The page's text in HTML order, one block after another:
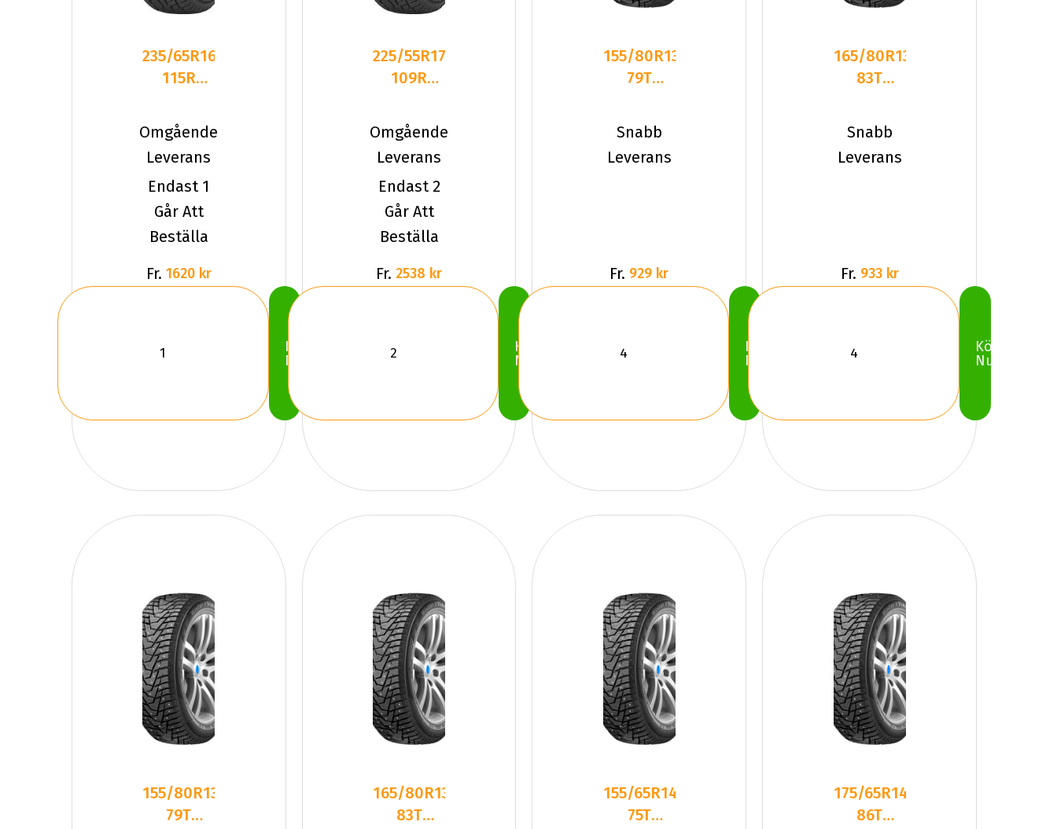
235/65R16C
115R
I*Pike LT
RW09
Dubbat
Omgående
Leverans
Endast 1
Går Att
Beställa
Fr. 1620 kr
Köp
Nu
225/55R17C
109R
Winter
I*pike L
Omgående
Leverans
Endast 2
Går Att
Beställa
Fr. 2538 kr
Köp
Nu
155/80R13
79T
W429
I*Pik
Snabb
Leverans
Fr. 929 kr
Köp
Nu
165/80R13
83T
W429
I*Pik
Snabb
Leverans
Fr. 933 kr
Köp
Nu
155/80R13
79T
165/80R13
83T
155/65R14
75T
175/65R14
86T